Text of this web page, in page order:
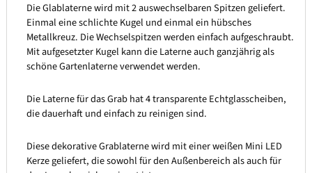
Die Glablaterne wird mit 2 auswechselbaren Spitzen geliefert.
Einmal eine schlichte Kugel und einmal ein hübsches
Metallkreuz. Die Wechselspitzen werden einfach aufgeschraubt.
Mit aufgesetzter Kugel kann die Laterne auch ganzjährig als
schöne Gartenlaterne verwendet werden.
Die Laterne für das Grab hat 4 transparente Echtglasscheiben,
die dauerhaft und einfach zu reinigen sind.
Diese dekorative Grablaterne wird mit einer weißen Mini LED
Kerze geliefert, die sowohl für den Außenbereich als auch für